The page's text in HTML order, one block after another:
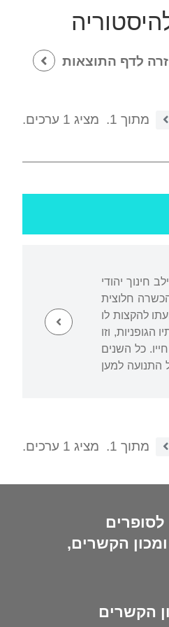
לדף התוצאות
מתוך 1.
מציג 1 ערכים.
חינוך יהודי
הצטרף לתנועת נוער ציונית, וב-1928 יצא לקבוצת הכשרה חלוצית
להקצות לו
הגופניות, וזו
כל השנים
התנועה למען
מתוך 1. מציג 1 ערכים.
הקשרים,
הקשרים